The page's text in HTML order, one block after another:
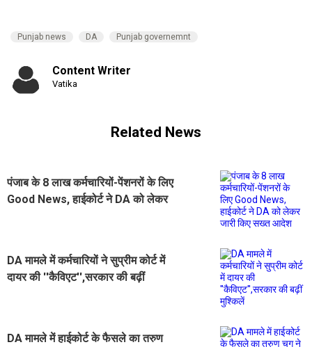
Punjab news DA Punjab governemnt
Content Writer
Vatika
Related News
पंजाब के 8 लाख कर्मचारियों-पेंशनरों के लिए
Good News, हाईकोर्ट ने DA को लेकर
DA मामले में कर्मचारियों ने सुप्रीम कोर्ट में
दायर की ''कैविएट'',सरकार की बढ़ीं
DA मामले में हाईकोर्ट के फैसले का तरुण